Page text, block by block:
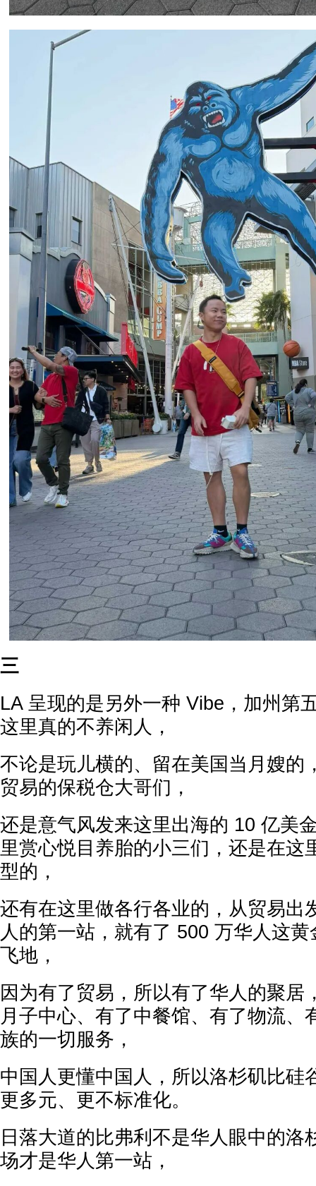
三
LA 呈现的是另外一种 Vibe，加州第
这里真的不养闲人，
不论是玩儿横的、留在美国当月嫂的
贸易的保税仓大哥们，
还是意气风发来这里出海的 10 亿美
里赏心悦目养胎的小三们，还是在这
型的，
还有在这里做各行各业的，从贸易出
人的第一站，就有了 500 万华人这
飞地，
因为有了贸易，所以有了华人的聚居
月子中心、有了中餐馆、有了物流、
族的一切服务，
中国人更懂中国人，所以洛杉矶比硅
更多元、更不标准化。
日落大道的比弗利不是华人眼中的洛
场才是华人第一站，